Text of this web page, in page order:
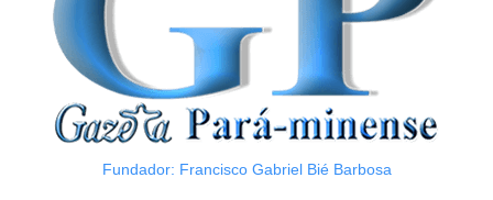
Fundador: Francisco Gabriel Bié Barbosa